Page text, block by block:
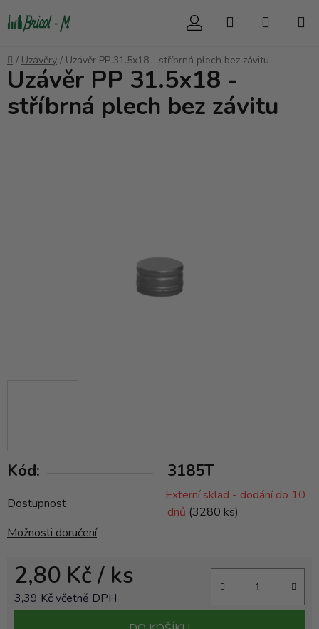
na
Hledat
Domů
/ Uzávěry / Uzávěr PP 31.5x18 - stříbrná plech bez závitu
Kód: 3185T
Dostupnost
Externí sklad - dodání do 10
dnů (3280 ks)
Možnosti doručení
2,80 Kč/ ks
3,39 Kč včetně DPH
Uzávěr PP 31.5x18 -
stříbrná plech bez závitu